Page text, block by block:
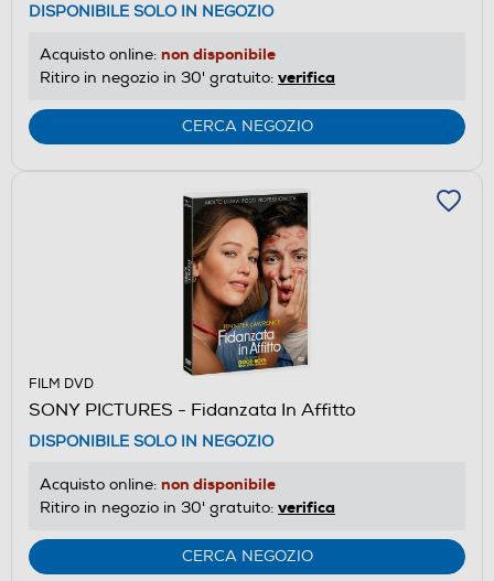
DISPONIBILE SOLO IN NEGOZIO
Acquisto online: non disponibile
Ritiro in negozio in 30' gratuito: verifica
CERCA NEGOZIO
FILM DVD
SONY PICTURES - Fidanzata In Affitto
DISPONIBILE SOLO IN NEGOZIO
Acquisto online: non disponibile
Ritiro in negozio in 30' gratuito: verifica
CERCA NEGOZIO